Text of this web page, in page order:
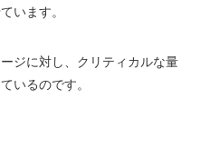
います。
ジに対し、クリティカルな量
いるのです。